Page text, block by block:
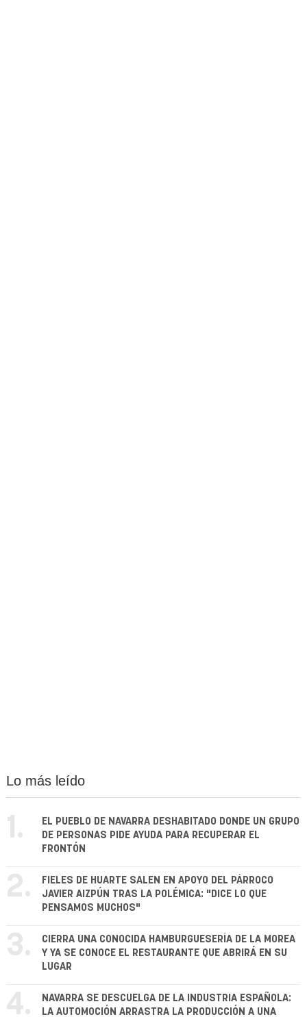
Lo más leído
1.
EL PUEBLO DE NAVARRA DESHABITADO DONDE UN GRUPO
DE PERSONAS PIDE AYUDA PARA RECUPERAR EL
FRONTÓN
2.
FIELES DE HUARTE SALEN EN APOYO DEL PÁRROCO
JAVIER AIZPÚN TRAS LA POLÉMICA: "DICE LO QUE
PENSAMOS MUCHOS"
3.
CIERRA UNA CONOCIDA HAMBURGUESERÍA DE LA MOREA
Y YA SE CONOCE EL RESTAURANTE QUE ABRIRÁ EN SU
LUGAR
4.
NAVARRA SE DESCUELGA DE LA INDUSTRIA ESPAÑOLA:
LA AUTOMOCIÓN ARRASTRA LA PRODUCCIÓN A UNA